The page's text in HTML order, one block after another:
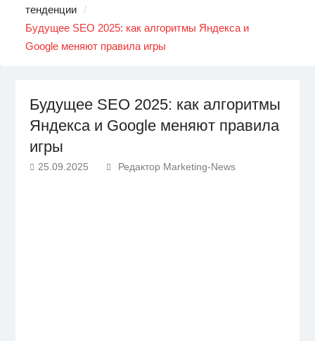
тенденции
Будущее SEO 2025: как алгоритмы Яндекса и
Google меняют правила игры
Будущее SEO 2025: как алгоритмы
Яндекса и Google меняют правила
игры
25.09.2025 Редактор Marketing-News